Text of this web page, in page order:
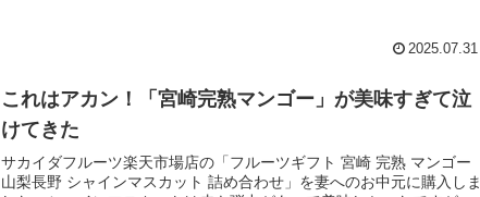
2025.07.31
これはアカン！「宮崎完熟マンゴー」が美味すぎて泣
けてきた
サカイダフルーツ楽天市場店の「フルーツギフト 宮崎 完熟 マンゴー
山梨長野 シャインマスカット 詰め合わせ」を妻へのお中元に購入しま